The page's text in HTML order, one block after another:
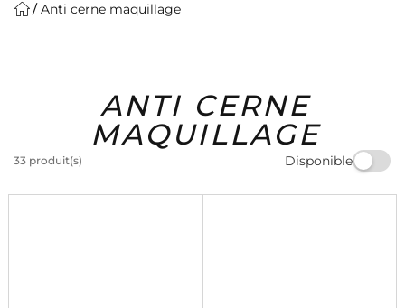
Homme Marques Idées
Cadeaux
Bons
Plans
Anti cerne maquillage
ANTI CERNE
MAQUILLAGE
33 produit(s) Disponible